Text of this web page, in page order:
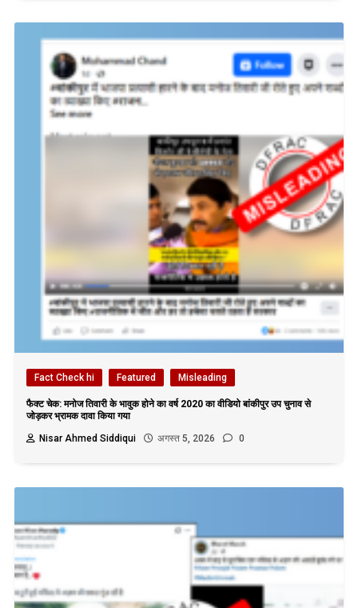
Fact Check hi Featured Misleading
फैक्ट चेक: मनोज तिवारी के भावुक होने का वर्ष 2020 का वीडियो बांकीपुर उप चुनाव से
जोड़कर भ्रामक दावा किया गया
Nisar Ahmed Siddiqui
अगस्त 5, 2026 0